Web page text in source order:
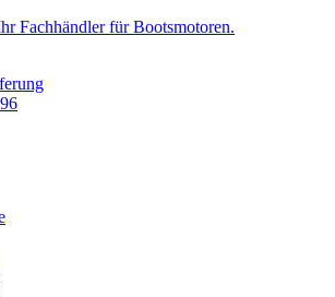
Fachhändler für Bootsmotoren.